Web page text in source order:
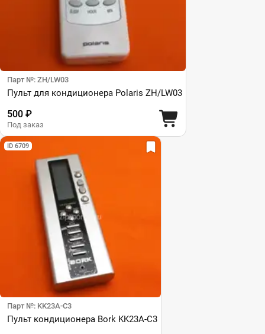
Парт №: ZH/LW03
Пульт для кондиционера Polaris ZH/LW03
500 ₽
Под заказ
ID 6709
Парт №: KK23A-C3
Пульт кондиционера Bork KK23A-C3